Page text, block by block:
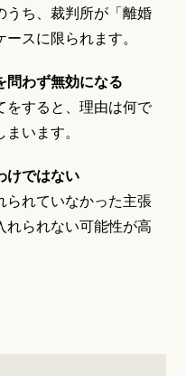
うち、裁判所が「離婚
スに限られます。
問わず無効になる
をすると、理由は何で
います。
けではない
られていなかった主張
れられない可能性が高